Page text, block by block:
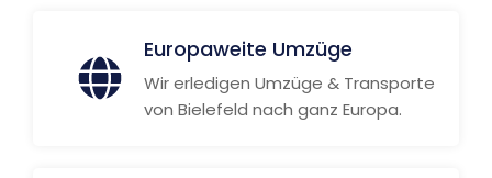
Europaweite Umzüge
Wir erledigen Umzüge & Transporte
von Bielefeld nach ganz Europa.